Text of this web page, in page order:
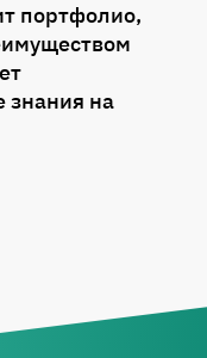
портфолио,
знания на